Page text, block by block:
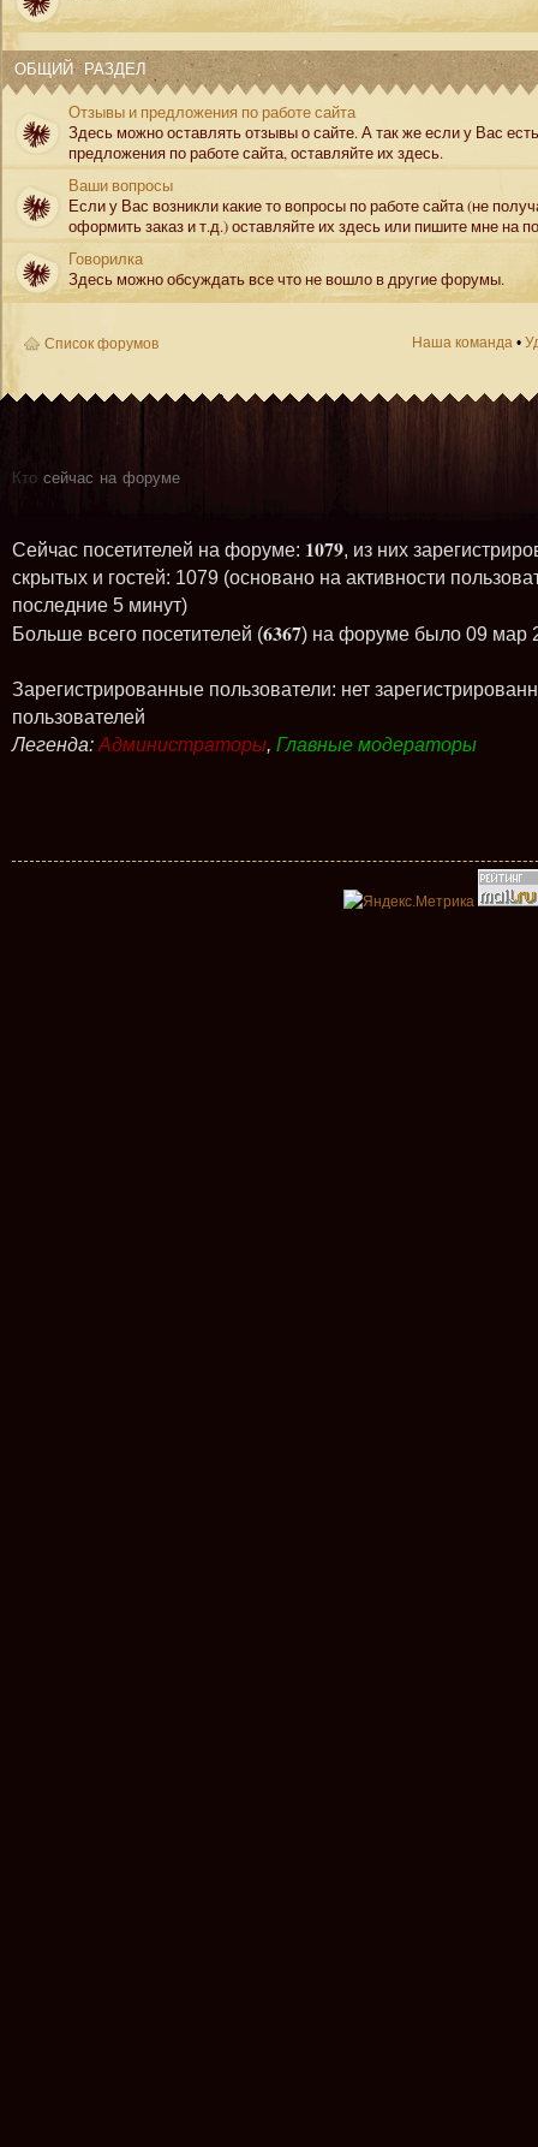
ОБЩИЙ РАЗДЕЛ
Отзывы и предложения по работе сайта
Здесь можно оставлять отзывы о сайте. А так же если у Вас есть
предложения по работе сайта, оставляйте их здесь.
Ваши вопросы
Если у Вас возникли какие то вопросы по работе сайта (не
оформить заказ и т.д.) оставляйте их здесь или пишите мне на
Говорилка
Здесь можно обсуждать все что не вошло в другие форумы.
Список форумов Наша команда •
Кто сейчас на форуме
Сейчас посетителей на форуме: 1079, из них
скрытых и гостей: 1079 (основано на активности
последние 5 минут)
Больше всего посетителей (6367) на форуме было 09 мар
Зарегистрированные пользователи: нет
пользователей
Легенда: Администраторы, Главные модераторы